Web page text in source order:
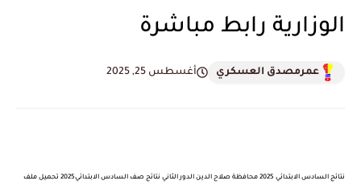
الوزارية رابط مباشرة
عمرمصدق العسكري أغسطس 25, 2025
نتائج السادس الابتدائي 2025 محافظة صلاح الدين الدور الثاني نتائج صف السادس الابتدائي2025 تحميل ملف